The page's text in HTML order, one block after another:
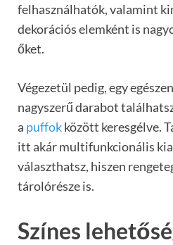
felhasználhatók, valamint
dekorációs elemként is
őket.
Végezetül pedig, egy
nagyszerű darabot
a puffokközött keresgélve.
itt akár multifunkcionális
választhatsz, hiszen
tárolórésze is.
Színes